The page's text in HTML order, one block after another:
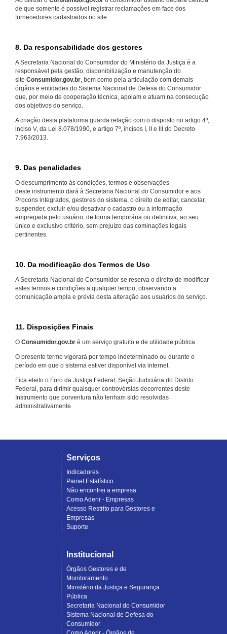
de que somente é possível registrar reclamações em face dos
fornecedores cadastrados no site.
8. Da responsabilidade dos gestores
A Secretaria Nacional do Consumidor do Ministério da Justiça é a
responsável pela gestão, disponibilização e manutenção do
site Consumidor.gov.br, bem como pela articulação com demais
órgãos e entidades do Sistema Nacional de Defesa do Consumidor
que, por meio de cooperação técnica, apoiam e atuam na consecução
dos objetivos do serviço.
A criação desta plataforma guarda relação com o disposto no artigo 4º,
inciso V, da Lei 8.078/1990, e artigo 7º, incisos I, II e III do Decreto
7.963/2013.
9. Das penalidades
O descumprimento às condições, termos e observações
deste instrumento dará à Secretaria Nacional do Consumidor e aos
Procons integrados, gestores do sistema, o direito de editar, cancelar,
suspender, excluir e/ou desativar o cadastro ou a informação
empregada pelo usuário, de forma temporária ou definitiva, ao seu
único e exclusivo critério, sem prejuízo das cominações legais
pertinentes.
10. Da modificação dos Termos de Uso
A Secretaria Nacional do Consumidor se reserva o direito de modificar
estes termos e condições a qualquer tempo, observando a
comunicação ampla e prévia desta alteração aos usuários do serviço.
11. Disposições Finais
O Consumidor.gov.br é um serviço gratuito e de utilidade pública.
O presente termo vigorará por tempo indeterminado ou durante o
período em que o sistema estiver disponível via internet.
Fica eleito o Foro da Justiça Federal, Seção Judiciária do Distrito
Federal, para dirimir quaisquer controvérsias decorrentes deste
Instrumento que porventura não tenham sido resolvidas
administrativamente.
Serviços
Indicadores
Painel Estatístico
Não encontrei a empresa
Como Aderir - Empresas
Acesso Restrito para Gestores e
Empresas
Suporte
Institucional
Órgãos Gestores e de
Monitoramento
Ministério da Justiça e Segurança
Pública
Secretaria Nacional do Consumidor
Sistema Nacional de Defesa do
Consumidor